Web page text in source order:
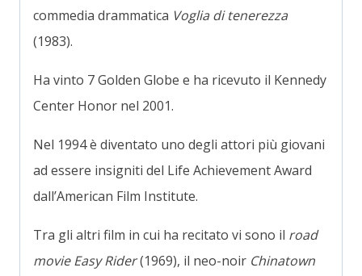
commedia drammatica Voglia di tenerezza
(1983).
Ha vinto 7 Golden Globe e ha ricevuto il Kennedy
Center Honor nel 2001.
Nel 1994 è diventato uno degli attori più giovani
ad essere insigniti del Life Achievement Award
dall’American Film Institute.
Tra gli altri film in cui ha recitato vi sono il road
movie Easy Rider(1969), il neo-noir Chinatown